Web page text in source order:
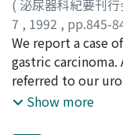
( 泌尿器科紀要刊
7 , 1992 , pp.845-
中村, 薫;日原, 徹;
Kaoru;Hihara,
Keihachi
We report a case
gastric carcinoma.
referred to our
frequent urination
Show more